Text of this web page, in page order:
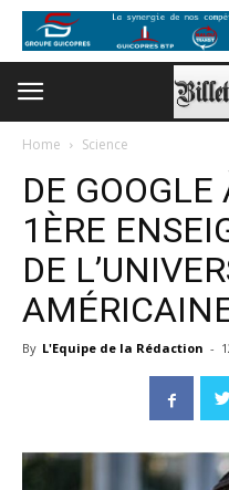
Home Science
DE
1ÈRE
DE
By L'Equipe de la Rédaction -